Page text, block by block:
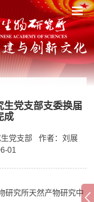
生党支部支委换届
成
党支部 作者： 刘展
01
研究所天然产物研究中